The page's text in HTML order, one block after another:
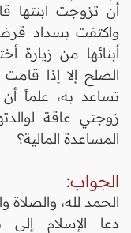
أن تزوجت ابنتها
واكتفت بسداد
أبنائها من زيارة
الصلح إلا إذا
تساعد به، علماً
زوجتي عاقة
المساعدة المالية؟
الجواب:
الحمد لله، والصلاة
دعا الإسلام إلى